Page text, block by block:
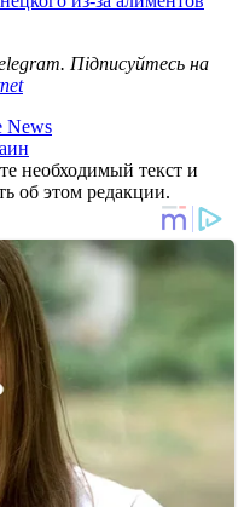
Підписуйтесь на
News
необходимый текст и
об этом редакции.